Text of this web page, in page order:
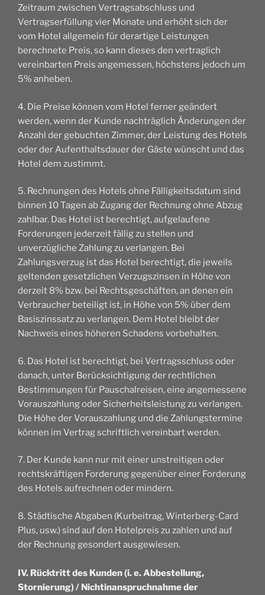
Zeitraum zwischen Vertragsabschluss und
Vertragserfüllung vier Monate und erhöht sich der
vom Hotel allgemein für derartige Leistungen
berechnete Preis, so kann dieses den vertraglich
vereinbarten Preis angemessen, höchstens jedoch um
5% anheben.
4. Die Preise können vom Hotel ferner geändert
werden, wenn der Kunde nachträglich Änderungen der
Anzahl der gebuchten Zimmer, der Leistung des Hotels
oder der Aufenthaltsdauer der Gäste wünscht und das
Hotel dem zustimmt.
5. Rechnungen des Hotels ohne Fälligkeitsdatum sind
binnen 10 Tagen ab Zugang der Rechnung ohne Abzug
zahlbar. Das Hotel ist berechtigt, aufgelaufene
Forderungen jederzeit fällig zu stellen und
unverzügliche Zahlung zu verlangen. Bei
Zahlungsverzug ist das Hotel berechtigt, die jeweils
geltenden gesetzlichen Verzugszinsen in Höhe von
derzeit 8% bzw. bei Rechtsgeschäften, an denen ein
Verbraucher beteiligt ist, in Höhe von 5% über dem
Basiszinssatz zu verlangen. Dem Hotel bleibt der
Nachweis eines höheren Schadens vorbehalten.
6. Das Hotel ist berechtigt, bei Vertragsschluss oder
danach, unter Berücksichtigung der rechtlichen
Bestimmungen für Pauschalreisen, eine angemessene
Vorauszahlung oder Sicherheitsleistung zu verlangen.
Die Höhe der Vorauszahlung und die Zahlungstermine
können im Vertrag schriftlich vereinbart werden.
7. Der Kunde kann nur mit einer unstreitigen oder
rechtskräftigen Forderung gegenüber einer Forderung
des Hotels aufrechnen oder mindern.
8. Städtische Abgaben (Kurbeitrag, Winterberg-Card
Plus, usw.) sind auf den Hotelpreis zu zahlen und auf
der Rechnung gesondert ausgewiesen.
IV. Rücktritt des Kunden (i. e. Abbestellung,
Stornierung) / Nichtinanspruchnahme der